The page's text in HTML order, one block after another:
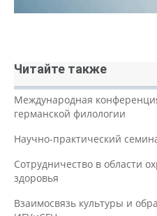
Читайте также
Международная
германской филологии
Научно-практический
Сотрудничество в области
здоровья
Взаимосвязь культуры и